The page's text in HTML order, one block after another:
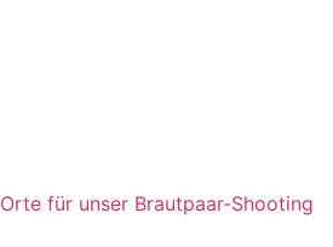
für unser Brautpaar-Shooting